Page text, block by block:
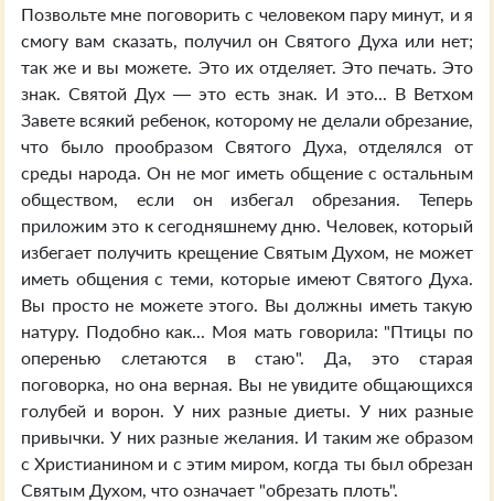
Позвольте мне поговорить с человеком пару минут, и я
смогу вам сказать, получил он Святого Духа или нет;
так же и вы можете. Это их отделяет. Это печать. Это
знак. Святой Дух — это есть знак. И это... В Ветхом
Завете всякий ребенок, которому не делали обрезание,
что было прообразом Святого Духа, отделялся от
среды народа. Он не мог иметь общение с остальным
обществом, если он избегал обрезания. Теперь
приложим это к сегодняшнему дню. Человек, который
избегает получить крещение Святым Духом, не может
иметь общения с теми, которые имеют Святого Духа.
Вы просто не можете этого. Вы должны иметь такую
натуру. Подобно как... Моя мать говорила: "Птицы по
оперенью слетаются в стаю". Да, это старая
поговорка, но она верная. Вы не увидите общающихся
голубей и ворон. У них разные диеты. У них разные
привычки. У них разные желания. И таким же образом
с Христианином и с этим миром, когда ты был обрезан
Святым Духом, что означает "обрезать плоть".